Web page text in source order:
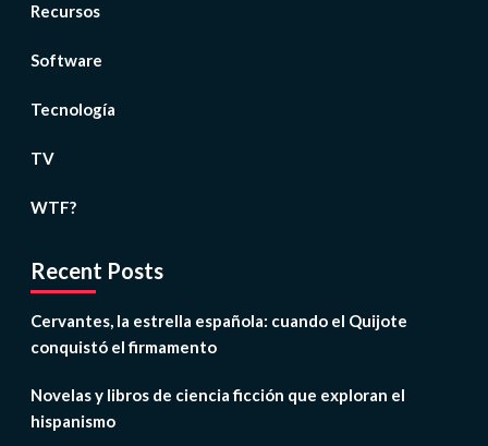
Recursos
Software
Tecnología
TV
WTF?
Recent Posts
Cervantes, la estrella española: cuando el Quijote
conquistó el firmamento
Novelas y libros de ciencia ficción que exploran el
hispanismo